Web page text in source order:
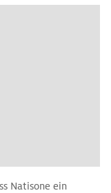
Natisone ein